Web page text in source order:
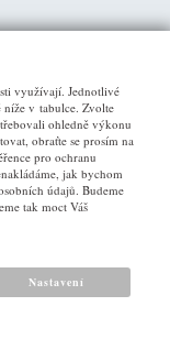
využívají. Jednotlivé
níže v tabulce. Zvolte
ohledně výkonu
obraťte se prosím na
pro ochranu
jak bychom
údajů. Budeme
tak moct Váš
Nastavení